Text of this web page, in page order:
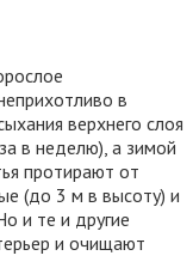
в
верхнего слоя
в неделю), а зимой
протирают от
(до 3 м в высоту) и
и те и другие
и очищают